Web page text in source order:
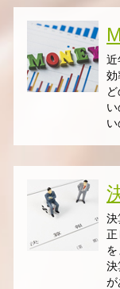
近
効
決
正
を
決
が